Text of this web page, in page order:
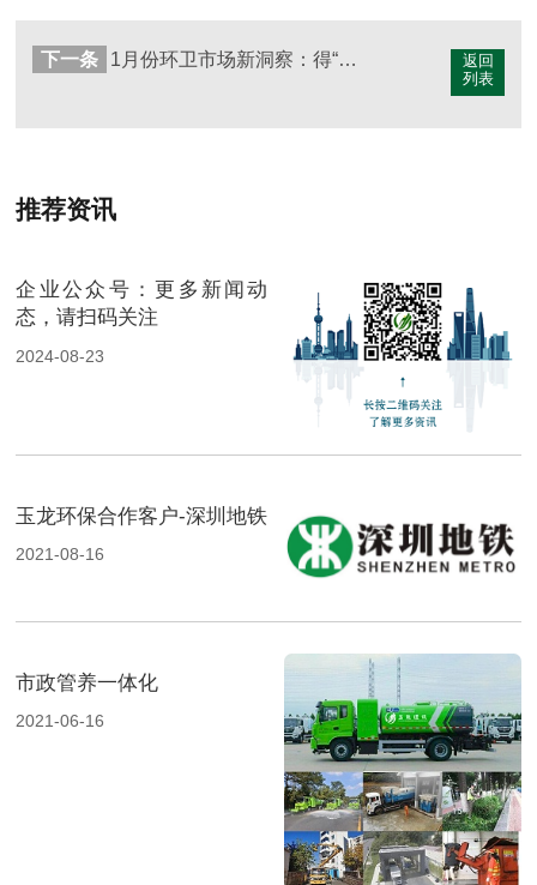
返回
列表
下一条 1月份环卫市场新洞察：得“城市管家”者“得天下”！
推荐资讯
企业公众号：更多新闻动
态，请扫码关注
2024-08-23
玉龙环保合作客户-深圳地铁
2021-08-16
市政管养一体化
2021-06-16